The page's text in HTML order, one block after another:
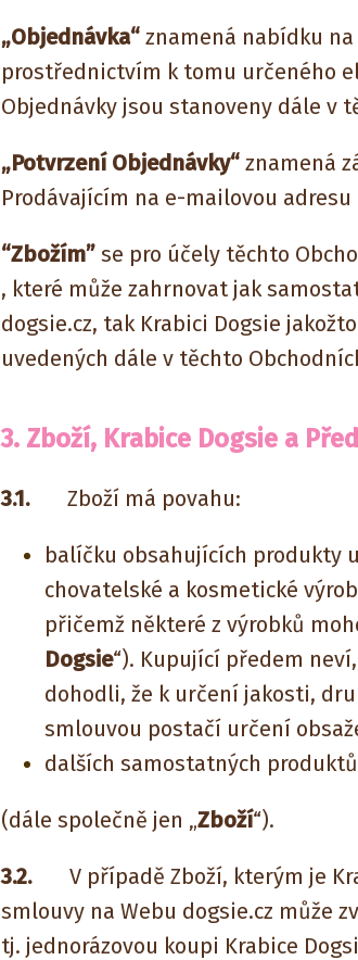
„Objednávka“ znamená nabídku
prostřednictvím k tomu určeného
Objednávky jsou stanoveny dále v
„Potvrzení Objednávky“ znamená
Prodávajícím na e-mailovou
“Zbožím” se pro účely těchto
, které může zahrnovat jak
dogsie.cz, tak Krabici Dogsie
uvedených dále v těchto
3. Zboží, Krabice Dogsie a
3.1.Zboží má povahu:
balíčku obsahujících produkty
chovatelské a kosmetické
přičemž některé z výrobků
Dogsie“). Kupující předem
dohodli, že k určení jakosti,
smlouvou postačí určení
dalších samostatných
(dále společně jen „Zboží“).
3.2.V případě Zboží, kterým je
smlouvy na Webu dogsie.cz může
tj. jednorázovou koupi Krabice